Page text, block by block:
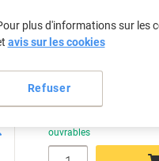
Quantité
2
3+
ouvrables
Quantité
plus d'informations sur les
avis sur les cookies
Refuser